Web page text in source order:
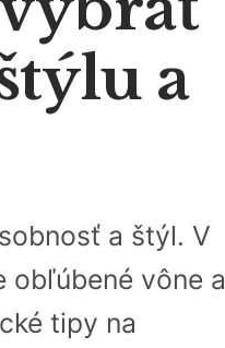
a
a štýl. V
vône a
tipy na